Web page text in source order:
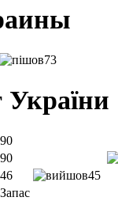
73
України
90
90
46
45
Запас